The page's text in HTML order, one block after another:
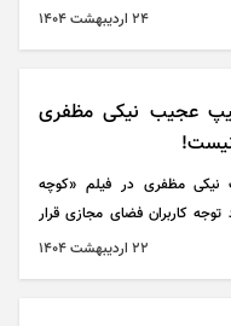
۲۴ ارديبهشت ۱۴۰۴
عجیب نیکی مظفری
نیست!
نیکی مظفری در فیلم «کوچه
توجه کاربران فضای مجازی قرار
۲۲ ارديبهشت ۱۴۰۴